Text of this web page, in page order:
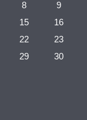
8
9
15
16
22
23
29
30